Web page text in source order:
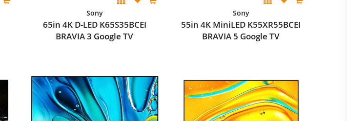
Sony
65in 4K D-LED K65S35BCEI
BRAVIA 3 Google TV
Sony
55in 4K MiniLED K55XR55BCEI
BRAVIA 5 Google TV